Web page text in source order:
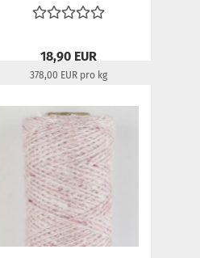
18,90 EUR
378,00 EUR pro kg